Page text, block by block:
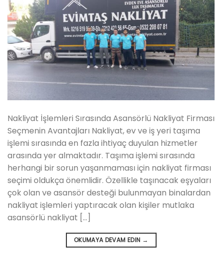
Nakliyat İşlemleri Sırasında Asansörlü Nakliyat Firması
Seçmenin Avantajları Nakliyat, ev ve iş yeri taşıma
işlemi sırasında en fazla ihtiyaç duyulan hizmetler
arasında yer almaktadır. Taşıma işlemi sırasında
herhangi bir sorun yaşanmaması için nakliyat firması
seçimi oldukça önemlidir. Özellikle taşınacak eşyaları
çok olan ve asansör desteği bulunmayan binalardan
nakliyat işlemleri yaptıracak olan kişiler mutlaka
asansörlü nakliyat […]
OKUMAYA DEVAM EDIN →